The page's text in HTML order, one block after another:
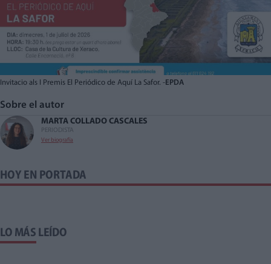
Invitacio als I Premis El Periódico de Aquí La Safor. -EPDA
Sobre el autor
MARTA COLLADO CASCALES
PERIODISTA
Ver biografía
HOY EN PORTADA
LO MÁS LEÍDO